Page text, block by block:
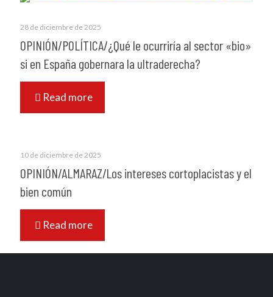
28 de diciembre de 2025
OPINIÓN/POLÍTICA/¿Qué le ocurriría al sector «bio»
si en España gobernara la ultraderecha?
Read more
10 de diciembre de 2025
OPINIÓN/ALMARAZ/Los intereses cortoplacistas y el
bien común
Read more